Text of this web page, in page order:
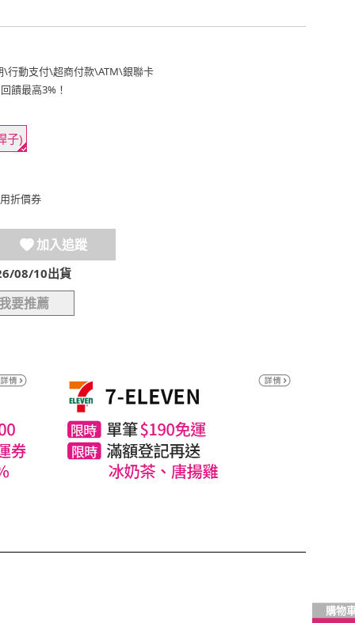
\行動支付\超商付款\ATM\銀聯卡
饋最高3%！
子)
折價券
加入追蹤
08/10出貨
要推薦
購物